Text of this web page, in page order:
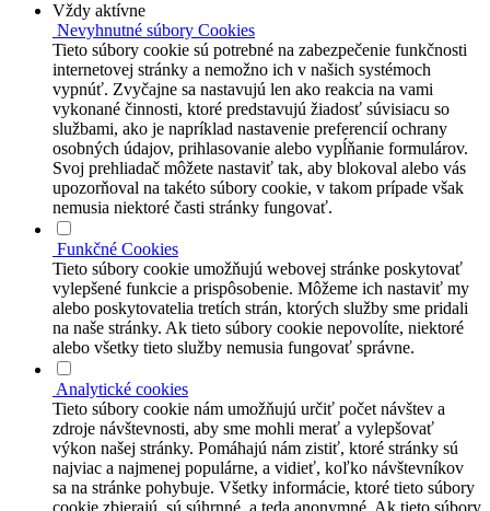
Vždy aktívne
Nevyhnutné súbory Cookies
Tieto súbory cookie sú potrebné na zabezpečenie funkčnosti
internetovej stránky a nemožno ich v našich systémoch
vypnúť. Zvyčajne sa nastavujú len ako reakcia na vami
vykonané činnosti, ktoré predstavujú žiadosť súvisiacu so
službami, ako je napríklad nastavenie preferencií ochrany
osobných údajov, prihlasovanie alebo vypĺňanie formulárov.
Svoj prehliadač môžete nastaviť tak, aby blokoval alebo vás
upozorňoval na takéto súbory cookie, v takom prípade však
nemusia niektoré časti stránky fungovať.
Funkčné Cookies
Tieto súbory cookie umožňujú webovej stránke poskytovať
vylepšené funkcie a prispôsobenie. Môžeme ich nastaviť my
alebo poskytovatelia tretích strán, ktorých služby sme pridali
na naše stránky. Ak tieto súbory cookie nepovolíte, niektoré
alebo všetky tieto služby nemusia fungovať správne.
Analytické cookies
Tieto súbory cookie nám umožňujú určiť počet návštev a
zdroje návštevnosti, aby sme mohli merať a vylepšovať
výkon našej stránky. Pomáhajú nám zistiť, ktoré stránky sú
najviac a najmenej populárne, a vidieť, koľko návštevníkov
sa na stránke pohybuje. Všetky informácie, ktoré tieto súbory